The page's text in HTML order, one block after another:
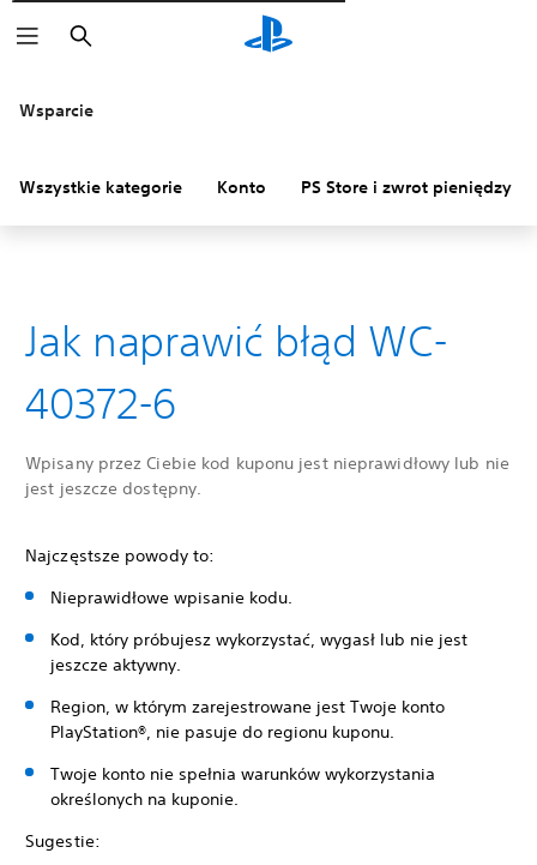
Wyszukaj
Wsparcie
Wszystkie kategorie Konto PS Store i zwrot pieniędzy
Jak naprawić błąd WC-
40372-6
Wpisany przez Ciebie kod kuponu jest nieprawidłowy lub nie
jest jeszcze dostępny.
Najczęstsze powody to:
Nieprawidłowe wpisanie kodu.
Kod, który próbujesz wykorzystać, wygasł lub nie jest
jeszcze aktywny.
Region, w którym zarejestrowane jest Twoje konto
PlayStation®, nie pasuje do regionu kuponu.
Twoje konto nie spełnia warunków wykorzystania
określonych na kuponie.
Sugestie: